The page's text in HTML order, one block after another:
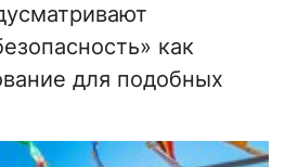
как
для подобных